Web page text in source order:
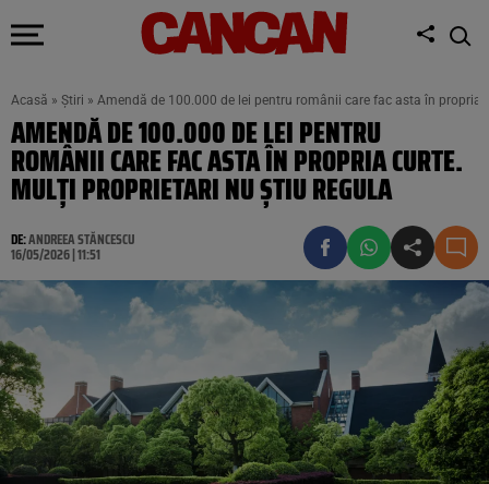
Acasă » Știri » Amendă de 100.000 de lei pentru românii care fac asta în
AMENDĂ DE 100.000 DE LEI PENTRU
ROMÂNII CARE FAC ASTA ÎN PROPRIA CURTE.
MULȚI PROPRIETARI NU ȘTIU REGULA
DE:ANDREEA STĂNCESCU
16/05/2026 | 11:51